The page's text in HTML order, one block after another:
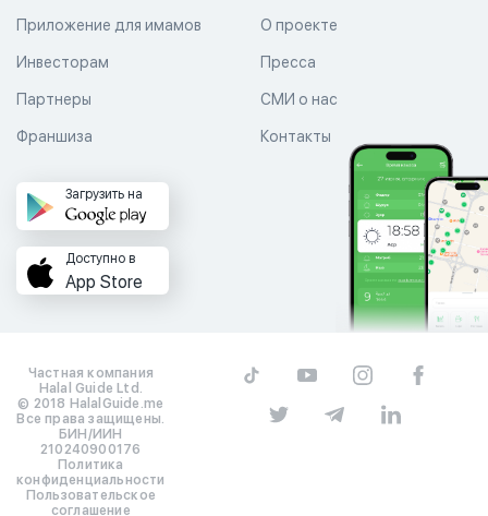
Приложение для имамов О проекте
Пресса
СМИ о нас
Контакты
Инвесторам
Партнеры
Франшиза
Загрузить на
Доступно в
App Store
Частная компания
Halal Guide Ltd.
© 2018 HalalGuide.me
Все права защищены.
БИН/ИИН
210240900176
Политика
конфиденциальности
Пользовательское
соглашение